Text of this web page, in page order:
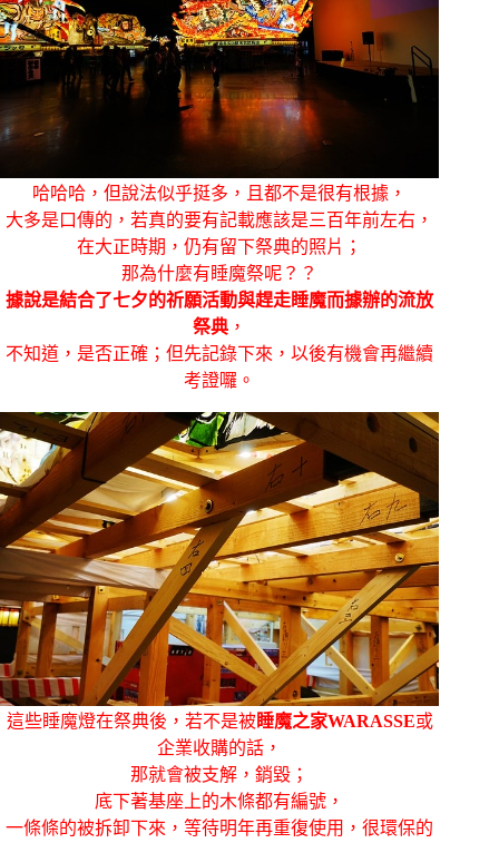
哈哈哈，但說法似乎挺多，且都不是很有根據，
大多是口傳的，若真的要有記載應該是三百年前左右，
在大正時期，仍有留下祭典的照片；
那為什麼有睡魔祭呢？？
據說是結合了七夕的祈願活動與趕走睡魔而據辦的流放
祭典 ，
不知道，是否正確；但先記錄下來，以後有機會再繼續
考證囉。
這些睡魔燈在祭典後，若不是被睡魔之家WARASSE或
企業收購的話，
那就會被支解，銷毀；
底下著基座上的木條都有編號，
一條條的被拆卸下來，等待明年再重復使用，很環保的